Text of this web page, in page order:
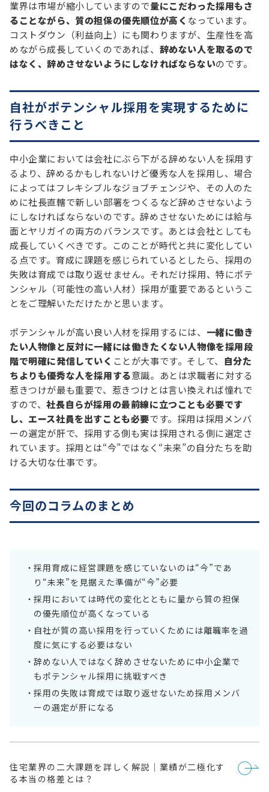
業界は市場が縮小していますので量にこだわった採用もさ
ることながら、質の担保の優先順位が高く なっています。
コストダウン（利益向上）にも関わりますが、生産性を高
めながら成長していくのであれば、 辞めない人を取るので
はなく、辞めさせないようにしなければならないのです。
自社がポテンシャル採用を実現するために
行うべきこと
中小企業においては会社にぶら下がる辞めない人を採用す
るより、辞めるかもしれないけど優秀な人を採用し、場合
によってはフレキシブルなジョブチェンジや、その人のた
めに社長直轄で新しい部署をつくるなど辞めさせないよう
にしなければならないのです。辞めさせないためには給与
面とヤリガイの両方のバランスです。あとは会社としても
成長していくべきです。このことが時代と共に変化してい
る点です。育成に課題を感じられているとしたら、採用の
失敗は育成では取り返せません。それだけ採用、特にポテ
ンシャル（可能性の高い人材）採用が重要であるというこ
とをご理解いただけたかと思います。
ポテンシャルが高い良い人材を採用するには、 一緒に働き
たい人物像と反対に一緒には働きたくない人物像を採用段
階で明確に発信していく ことが大事です。そして、 自分た
ちよりも優秀な人を採用する意識。あとは求職者に対する
惹きつけが最も重要で、惹きつけとは言い換えれば憧れで
すので、社長自らが採用の最前線に立つことも必要です
し、エース社員を出すことも必要です。採用は採用メンバ
ーの選定が肝で、採用する側も実は採用される側に選定さ
れています。採用とは“今”ではなく“未来”の自分たちを助
ける大切な仕事です。
今回のコラムのまとめ
採用育成に経営課題を感じていないのは“今”であ
り“未来”を見据えた準備が“今”必要
採用においては時代の変化とともに量から質の担保
の優先順位が高くなっている
自社が質の高い採用を行っていくためには離職率を過
度に気にする必要はない
辞めない人ではなく辞めさせないために中小企業で
もポテンシャル採用に挑戦すべき
採用の失敗は育成では取り返せないため採用メンバ
ーの選定が肝になる
投
稿
ナ
住宅業界の二大課題を詳しく解説｜業績が二極化す
る本当の格差とは？